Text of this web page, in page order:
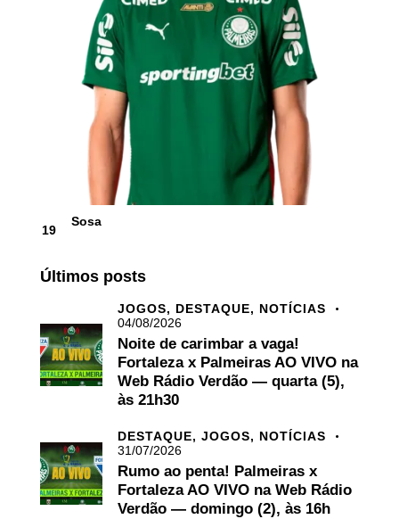
19
Sosa
Últimos posts
JOGOS, DESTAQUE, NOTÍCIAS
04/08/2026
Noite de carimbar a vaga!
Fortaleza x Palmeiras AO VIVO na
Web Rádio Verdão — quarta (5),
às 21h30
DESTAQUE, JOGOS, NOTÍCIAS
31/07/2026
Rumo ao penta! Palmeiras x
Fortaleza AO VIVO na Web Rádio
Verdão — domingo (2), às 16h